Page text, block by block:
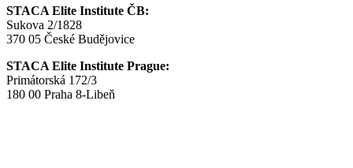
STACA Elite Institute ČB:
Sukova 2/1828
370 05 České Budějovice
STACA Elite Institute Prague:
Primátorská 172/3
180 00 Praha 8-Libeň